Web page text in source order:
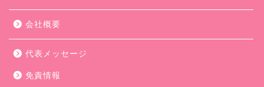
会社概要
代表メッセージ
免責情報